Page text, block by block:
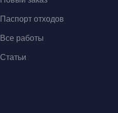
Паспорт отходов
Все работы
Статьи